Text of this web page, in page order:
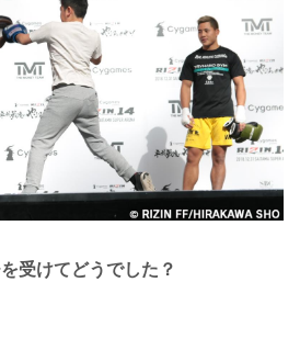
受けてどうでした？